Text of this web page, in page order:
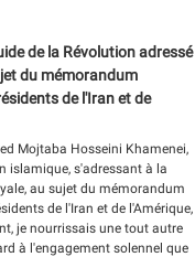
de la Révolution adressé
du mémorandum
de l'Iran et de
Mojtaba Hosseini Khamenei,
islamique, s'adressant à la
au sujet du mémorandum
de l'Iran et de l'Amérique,
je nourrissais une tout autre
à l'engagement solennel que